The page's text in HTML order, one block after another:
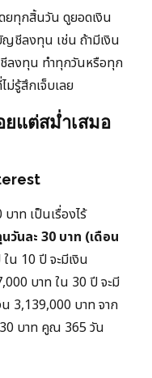
ยทุกสิ้นวัน ดูยอดเงิน
ชีลงทุน เช่น ถ้ามีเงิน
ลงทุน ทำทุกวันหรือทุก
รู้สึกเจ็บเลย
ยแต่สม่ำเสมอ
าท เป็นเรื่องไร้
วันละ 30 บาท (เดือน
น 10 ปี จะมีเงิน
บาท ใน 30 ปี จะมี
3,139,000 บาท จาก
บาท คูณ 365 วัน